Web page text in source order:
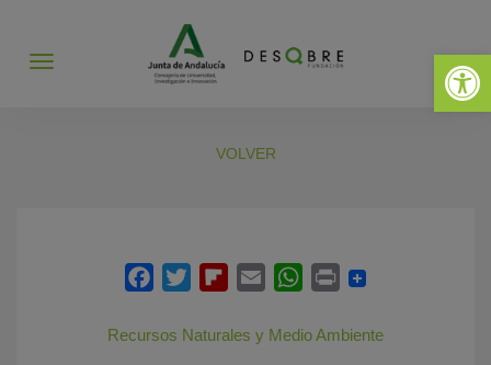
Abrir
Abrir
VOLVER
Recursos Naturales y Medio Ambiente